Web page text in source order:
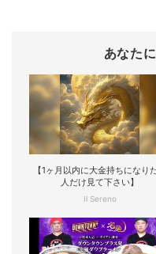
あなた
【1ヶ月以内に大金持ちになり
人だけ見て下さい】
Il Sereno